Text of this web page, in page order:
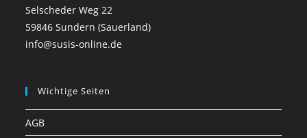
Selscheder Weg 22
59846 Sundern (Sauerland)
info@susis-online.de
Wichtige Seiten
AGB